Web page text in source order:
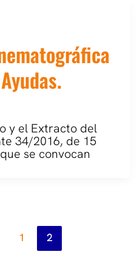
y el Extracto del
34/2016, de 15
se convocan
1 2